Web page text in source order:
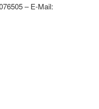
– E-Mail: